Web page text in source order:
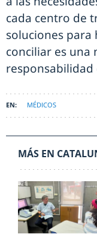
cada centro de
soluciones para
conciliar es una
MÉDICOS
MÁS EN